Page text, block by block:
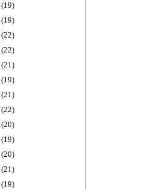
(19)
(19)
(22)
(22)
(21)
(19)
(21)
(22)
(20)
(19)
(20)
(21)
(19)